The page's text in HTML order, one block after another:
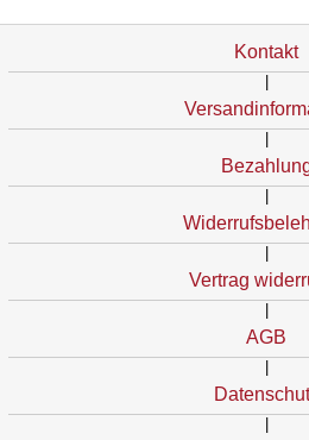
Kontakt
Vertrag
AGB